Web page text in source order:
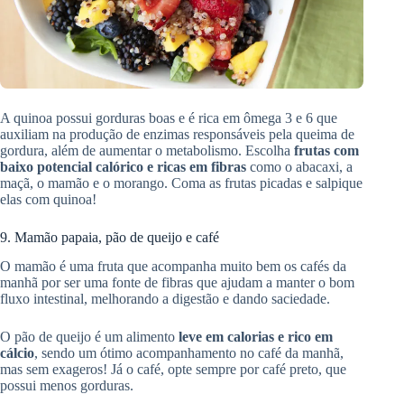
A quinoa possui gorduras boas e é rica em ômega 3 e 6 que
auxiliam na produção de enzimas responsáveis pela queima de
gordura, além de aumentar o metabolismo. Escolha frutas com
baixo potencial calórico e ricas em fibras como o abacaxi, a
maçã, o mamão e o morango. Coma as frutas picadas e salpique
elas com quinoa!
9. Mamão papaia, pão de queijo e café
O mamão é uma fruta que acompanha muito bem os cafés da
manhã por ser uma fonte de fibras que ajudam a manter o bom
fluxo intestinal, melhorando a digestão e dando saciedade.
O pão de queijo é um alimento leve em calorias e rico em
cálcio, sendo um ótimo acompanhamento no café da manhã,
mas sem exageros! Já o café, opte sempre por café preto, que
possui menos gorduras.